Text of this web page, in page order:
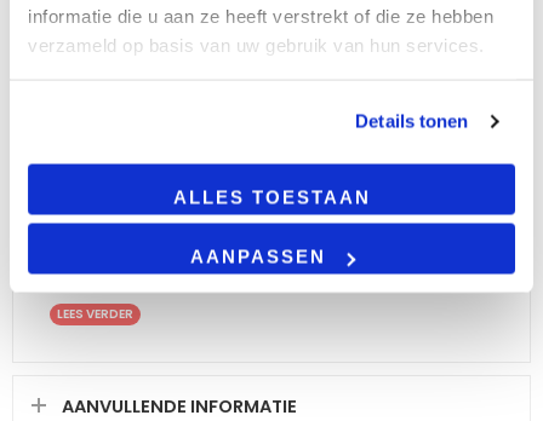
informatie die u aan ze heeft verstrekt of die ze hebben
verzameld op basis van uw gebruik van hun services.
Details tonen
ALLES TOESTAAN
AANPASSEN
BESCHRIJVING
een constante stroomsterkte krijgt aangeleverd.
De driver werkt als transformator zodat jouw LED
verlichting deze constante stroom krijgt
aangeleverd en daardoor optimaal werkt.
LEES VERDER
AANVULLENDE INFORMATIE